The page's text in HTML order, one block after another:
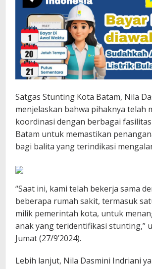
Satgas Stunting Kota Batam, Nila
menjelaskan bahwa pihaknya telah
koordinasi dengan berbagai
Batam untuk memastikan
bagi balita yang terindikasi
“Saat ini, kami telah bekerja sama
beberapa rumah sakit, termasuk
milik pemerintah kota, untuk
anak yang teridentifikasi stunting,”
Jumat (27/9’2024).
Lebih lanjut, Nila Dasmini Indriani